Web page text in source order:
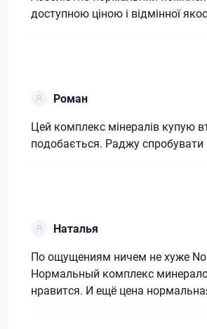
доступною ціною і відмінної
Роман
Цей комплекс мінералів купую
подобається. Раджу спробувати
Наталья
По ощущениям ничем не хуже
Нормальный комплекс
нравится. И ещё цена